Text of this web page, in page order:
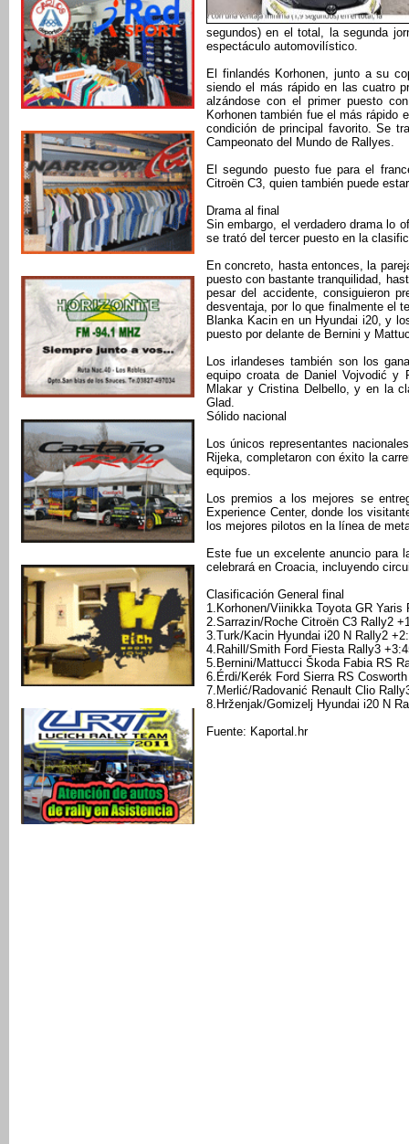
segundos) en el total, la segunda
espectáculo automovilístico.
El finlandés Korhonen, junto a su
siendo el más rápido en las cuatro
alzándose con el primer puesto
Korhonen también fue el más rápido
condición de principal favorito. Se
Campeonato del Mundo de Rallyes.
El segundo puesto fue para el
Citroën C3, quien también puede
Drama al final
Sin embargo, el verdadero drama lo
se trató del tercer puesto en la
En concreto, hasta entonces, la
puesto con bastante tranquilidad,
pesar del accidente, consiguieron
desventaja, por lo que finalmente el
Blanka Kacin en un Hyundai i20, y
puesto por delante de Bernini y
Los irlandeses también son los
equipo croata de Daniel Vojvodić y
Mlakar y Cristina Delbello, y en la
Glad.
Sólido nacional
Los únicos representantes
Rijeka, completaron con éxito la
equipos.
Los premios a los mejores se
Experience Center, donde los
los mejores pilotos en la línea de
Este fue un excelente anuncio para
celebrará en Croacia, incluyendo
Clasificación General final
1.Korhonen/Viinikka Toyota GR Yaris
2.Sarrazin/Roche Citroën C3 Rally2
3.Turk/Kacin Hyundai i20 N Rally2
4.Rahill/Smith Ford Fiesta Rally3
5.Bernini/Mattucci Škoda Fabia RS
6.Érdi/Kerék Ford Sierra RS
7.Merlić/Radovanić Renault Clio
8.Hrženjak/Gomizelj Hyundai i20 N
Fuente: Kaportal.hr